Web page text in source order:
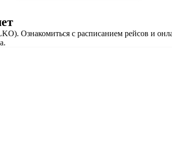
Ознакомиться с расписанием рейсов и